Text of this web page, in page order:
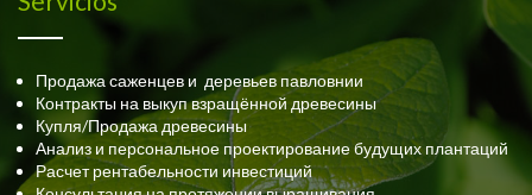
Продажа саженцев и деревьев павловнии
Контракты на выкуп взращённой древесины
Купля/Продажа древесины
Анализ и персональное проектирование будущих плантаций
Расчет рентабельности инвестиций